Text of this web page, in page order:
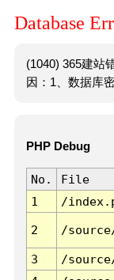
Database
(1040) 365建站
因：1、数据库
PHP Debug
No. File
1
/
2 /
3 /